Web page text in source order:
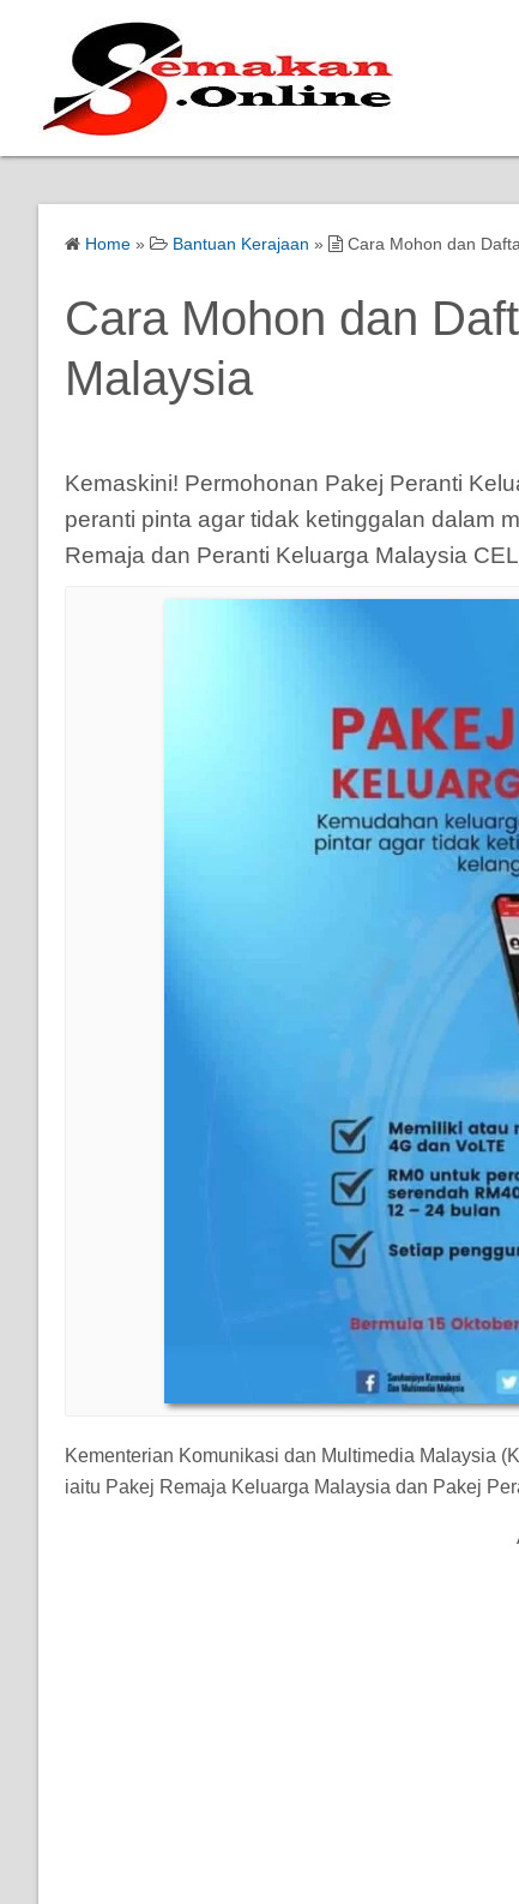
Home » Bantuan Kerajaan » Cara Mohon dan
Cara Mohon dan
Malaysia
Kemaskini! Permohonan Pakej Peranti
peranti pinta agar tidak ketinggalan dalam
Remaja dan Peranti Keluarga Malaysia
Kementerian Komunikasi dan Multimedia Malaysia
iaitu Pakej Remaja Keluarga Malaysia dan Pakej